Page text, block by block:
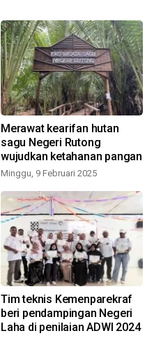
Merawat kearifan hutan
sagu Negeri Rutong
wujudkan ketahanan pangan
Minggu, 9 Februari 2025
Tim teknis Kemenparekraf
beri pendampingan Negeri
Laha di penilaian ADWI 2024